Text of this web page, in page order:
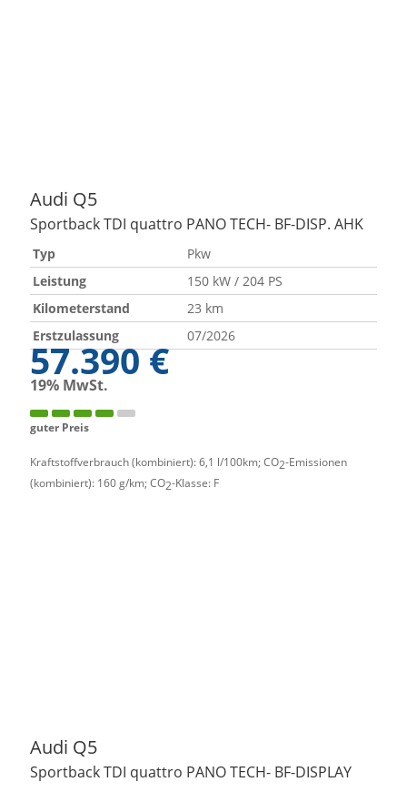
Audi Q5
Sportback TDI quattro PANO TECH- BF-DISP. AHK
Typ
Pkw
Leistung
150 kW / 204 PS
Kilometerstand
23 km
Erstzulassung
07/2026
57.390 €
19% MwSt.
guter Preis
Kraftstoffverbrauch (kombiniert):6,1 l/100km;CO2-Emissionen
(kombiniert): 160 g/km;CO2-Klasse: F
Audi Q5
Sportback TDI quattro PANO TECH- BF-DISPLAY